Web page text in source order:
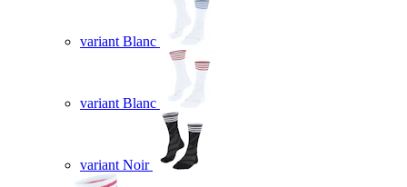
variant Blanc
variant Blanc
variant Noir